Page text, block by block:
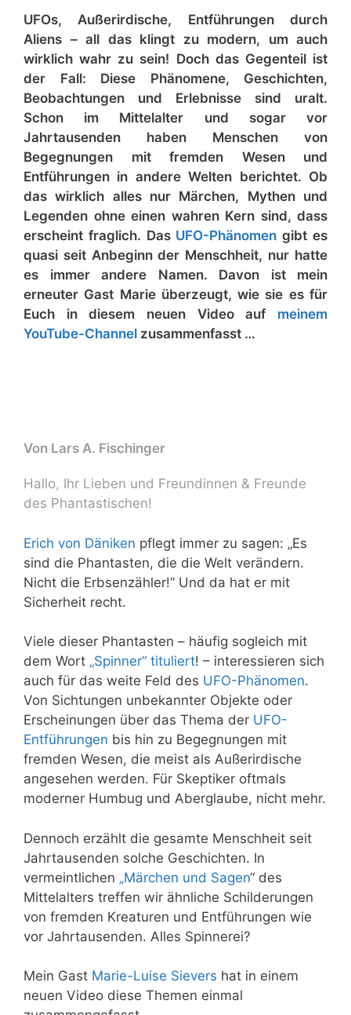
UFOs, Außerirdische, Entführungen durch
Aliens – all das klingt zu modern, um auch
wirklich wahr zu sein! Doch das Gegenteil ist
der Fall: Diese Phänomene, Geschichten,
Beobachtungen und Erlebnisse sind uralt.
Schon im Mittelalter und sogar vor
Jahrtausenden haben Menschen von
Begegnungen mit fremden Wesen und
Entführungen in andere Welten berichtet. Ob
das wirklich alles nur Märchen, Mythen und
Legenden ohne einen wahren Kern sind, dass
erscheint fraglich. Das UFO-Phänomen gibt es
quasi seit Anbeginn der Menschheit, nur hatte
es immer andere Namen. Davon ist mein
erneuter Gast Marie überzeugt, wie sie es für
Euch in diesem neuen Video auf meinem
YouTube-Channel zusammenfasst …
Von Lars A. Fischinger
Hallo, Ihr Lieben und Freundinnen & Freunde
des Phantastischen!
Erich von Däniken pflegt immer zu sagen: „Es
sind die Phantasten, die die Welt verändern.
Nicht die Erbsenzähler!“ Und da hat er mit
Sicherheit recht.
Viele dieser Phantasten – häufig sogleich mit
dem Wort „Spinner“ tituliert! – interessieren sich
auch für das weite Feld des UFO-Phänomen.
Von Sichtungen unbekannter Objekte oder
Erscheinungen über das Thema der UFO-
Entführungen bis hin zu Begegnungen mit
fremden Wesen, die meist als Außerirdische
angesehen werden. Für Skeptiker oftmals
moderner Humbug und Aberglaube, nicht mehr.
Dennoch erzählt die gesamte Menschheit seit
Jahrtausenden solche Geschichten. In
vermeintlichen „Märchen und Sagen“ des
Mittelalters treffen wir ähnliche Schilderungen
von fremden Kreaturen und Entführungen wie
vor Jahrtausenden. Alles Spinnerei?
Mein Gast Marie-Luise Sievers hat in einem
neuen Video diese Themen einmal